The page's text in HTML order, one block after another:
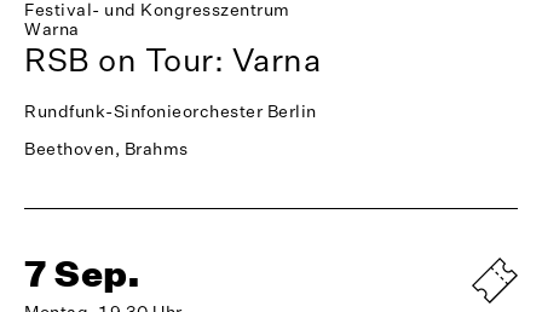
Festival- und Kongresszentrum
Warna
RSB on Tour: Varna
Rundfunk-Sinfonieorchester Berlin
Beethoven, Brahms
7 Sep.